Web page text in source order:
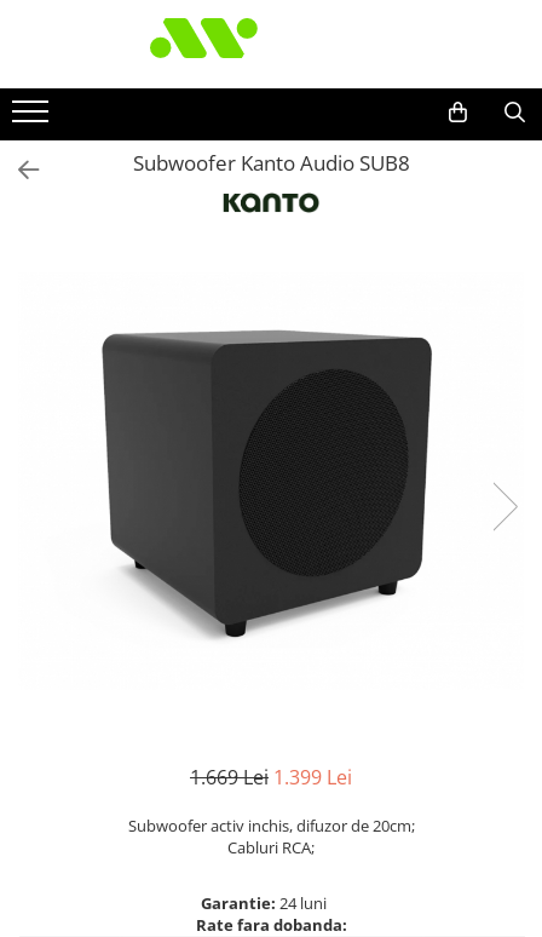
Subwoofer Kanto Audio SUB8
1.669 Lei 1.399 Lei
Subwoofer activ inchis, difuzor de 20cm;
Cabluri RCA;
Garantie: 24 luni
Rate fara dobanda: